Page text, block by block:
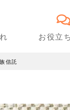
お役立
信託